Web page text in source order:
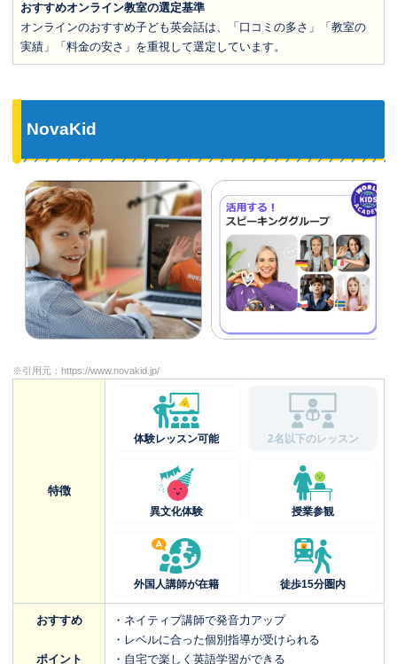
おすすめオンライン教室の選定基準
オンラインのおすすめ子ども英会話は、「口コミの多さ」「教室の
実績」「料金の安さ」を重視して選定しています。
NovaKid
※引用元： https://www.novakid.jp/
特徴
体験レッスン可能 2名以下のレッスン
異文化体験 授業参観
外国人講師が在籍 徒歩15分圏内
おすすめ
ポイント
・ネイティブ講師で発音力アップ
・レベルに合った個別指導が受けられる
・自宅で楽しく英語学習ができる